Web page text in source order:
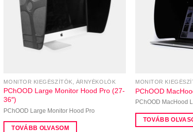
MONITOR KIEGÉSZÍTŐK, ÁRNYÉKOLÓK
PChOOD Large Monitor Hood Pro (27-
36″)
PChOOD Large Monitor Hood Pro
TOVÁBB OLVASOM
MONITOR
PChOOD
PChOOD MacHood
TOVÁBB